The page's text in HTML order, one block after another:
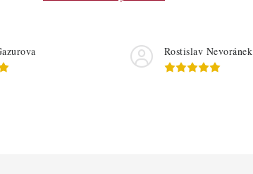
Rostislav Nevoránek